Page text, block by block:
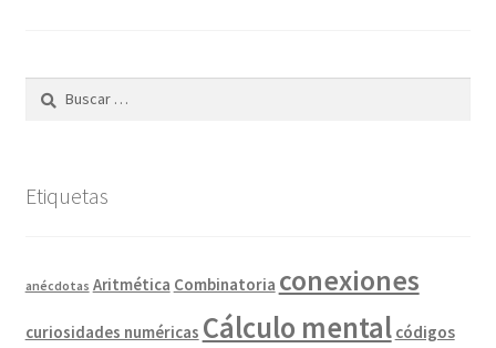
Buscar:
Etiquetas
anécdotas Aritmética Combinatoria conexiones
curiosidades numéricas Cálculo mental códigos